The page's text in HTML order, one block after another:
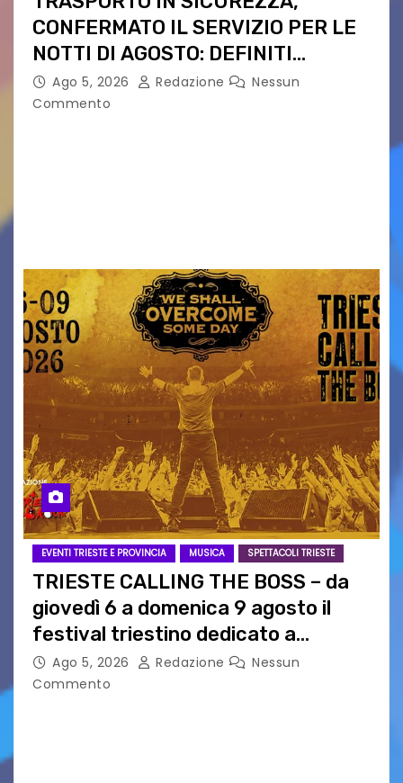
CONFERMATO IL SERVIZIO PER LE
NOTTI DI AGOSTO: DEFINITI
PERCORSI, FERMATE E ORARIO
Ago 5, 2026 Redazione
Nessun
Commento
EVENTI TRIESTE E PROVINCIA MUSICA SPETTACOLI TRIESTE
TRIESTE CALLING THE BOSS – da
giovedì 6 a domenica 9 agosto il
festival triestino dedicato a
Springsteen
Ago 5, 2026 Redazione
Nessun
Commento